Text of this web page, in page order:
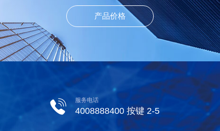
产品价格
服务电话
4008888400 按键 2-5